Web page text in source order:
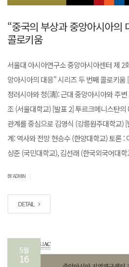
“중국의 부상과 중앙아시아의
콜로키움
서울대 아시아연구소 중앙아시아센터 제 2
앙아시아의 대응” 시리즈 두 번째 콜로키
정러시아와 청(淸): 근대 중앙아시아와 주
조 (서울대학교) [발표 2] 투르크메니스탄
관계를 중심으로 김영식 (강릉원주대학교)
계: 역사와 전망 현승수 (한양대학교) 토론 :
상준 (국민대학교), 김선래 (한국외국어대
BY ADMIN
DETAIL
5월
16